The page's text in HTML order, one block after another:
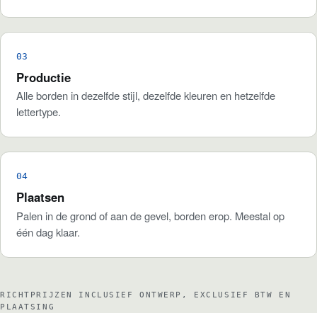
Productie
Alle borden in dezelfde stijl, dezelfde kleuren en hetzelfde
lettertype.
Plaatsen
Palen in de grond of aan de gevel, borden erop. Meestal op
één dag klaar.
RICHTPRIJZEN INCLUSIEF ONTWERP, EXCLUSIEF BTW EN
PLAATSING